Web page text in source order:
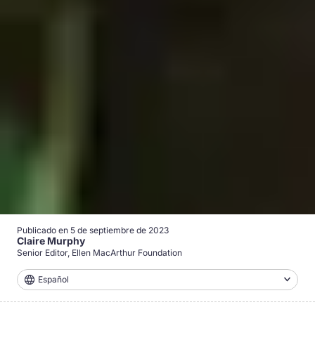
Claire Murphy
Senior Editor, Ellen MacArthur Foundation
Publicado en 5 de septiembre de 2023
Español